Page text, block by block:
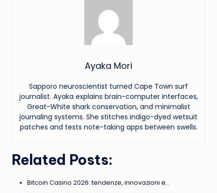
Ayaka Mori
Sapporo neuroscientist turned Cape Town surf
journalist. Ayaka explains brain-computer interfaces,
Great-White shark conservation, and minimalist
journaling systems. She stitches indigo-dyed wetsuit
patches and tests note-taking apps between swells.
Related Posts:
Bitcoin Casino 2026: tendenze, innovazioni e…